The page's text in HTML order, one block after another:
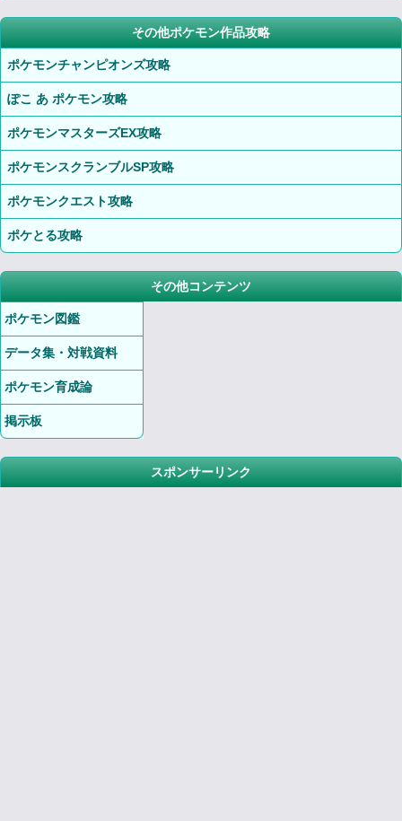
その他ポケモン作品攻略
ポケモンチャンピオンズ攻略
ぽこ あ ポケモン攻略
ポケモンマスターズEX攻略
ポケモンスクランブルSP攻略
ポケモンクエスト攻略
ポケとる攻略
その他コンテンツ
ポケモン図鑑
データ集・対戦資料
ポケモン育成論
掲示板
スポンサーリンク